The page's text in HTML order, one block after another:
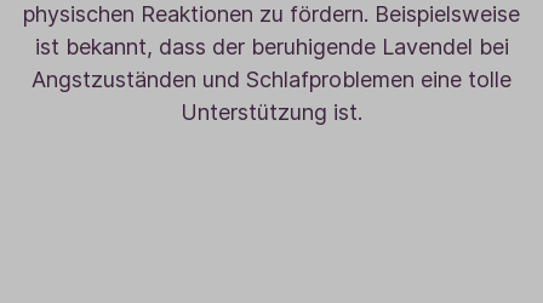
physischen Reaktionen zu fördern. Beispielsweise
ist bekannt, dass der beruhigende Lavendel bei
Angstzuständen und Schlafproblemen eine tolle
Unterstützung ist.